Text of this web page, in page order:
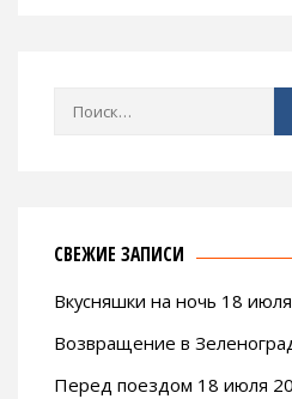
СВЕЖИЕ ЗАПИСИ
Вкусняшки на ночь 18
Возвращение в
Перед поездом 18 июля